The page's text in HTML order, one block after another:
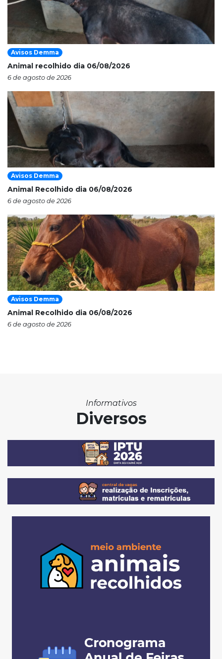
Avisos Demma
Animal recolhido dia 06/08/2026
6 de agosto de 2026
Avisos Demma
Animal Recolhido dia 06/08/2026
6 de agosto de 2026
Avisos Demma
Animal Recolhido dia 06/08/2026
6 de agosto de 2026
Informativos
Diversos